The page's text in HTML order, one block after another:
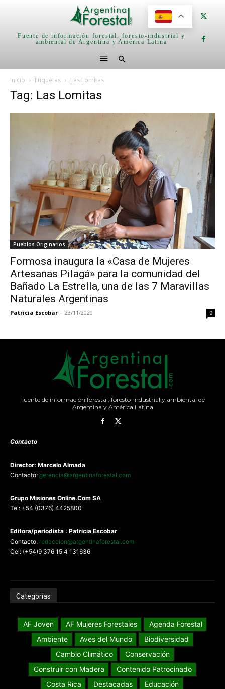
Fuente de información forestal, foresto-industrial y
ambiental de Argentina y América Latina
Inicio Etiquetas Las Lomitas
Tag: Las Lomitas
Pueblos Originarios
Formosa inaugura la «Casa de Mujeres
Artesanas Pilagá» para la comunidad del
Bañado La Estrella, una de las 7 Maravillas
Naturales Argentinas
Patricia Escobar - 23/11/2020 0
Fuente de información forestal, foresto-industrial y ambiental de
Argentina y América Latina
Contacto
Director: Marcelo Almada
Contacto: gerencia@argentinaforestal.com
Grupo Misiones Online.Com SA
Tel: +54 (0376) 4425800
Editora/periodista : Patricia Escobar
Contacto: redaccion@argentinaforestal.com
Cel: (+54)9 376 15 4 131636
Categorías
AF Joven AF Mujeres Forestales
Agenda Forestal
Ambiente
Aves del Mundo
Biodiversidad
Cambio Climático
Conservación
Construir con Madera
Contenido Patrocinado
Costa Rica
Destacadas
Educación